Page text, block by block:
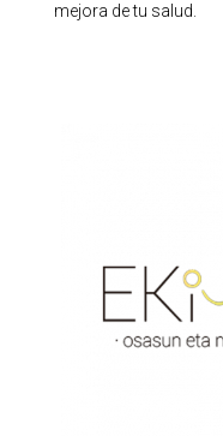
mejora de tu salud.